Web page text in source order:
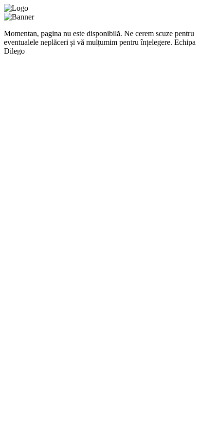
Momentan, pagina nu este disponibilă. Ne cerem scuze pentru
eventualele neplăceri și vă mulțumim pentru înțelegere. Echipa
Dilego